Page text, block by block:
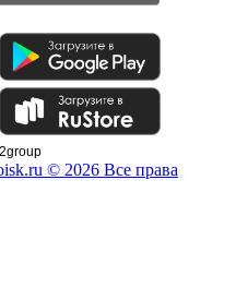
© 2026 Все права